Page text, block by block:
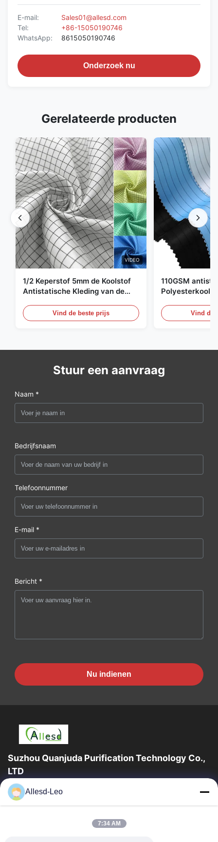
E-mail:
Sales01@allesd.com
Tel:
+86-15050190746
WhatsApp:
8615050190746
Onderzoek nu
Gerelateerde producten
VIDEO
1/2 Keperstof 5mm de Koolstof
Antistatische Kleding van de
Vind de beste prijs
110GSM
Vind de
Stuur een aanvraag
Naam *
Bedrijfsnaam
Telefoonnummer
E-mail *
Bericht *
Nu indienen
Suzhou Quanjuda Purification Technology Co.,
LTD
16years ervaring, als belangrijke fabrikant en exporteur van
ESD & Cleanroom producten, bieden wij een volledige lijn van
Allesd-Leo
7:34 AM